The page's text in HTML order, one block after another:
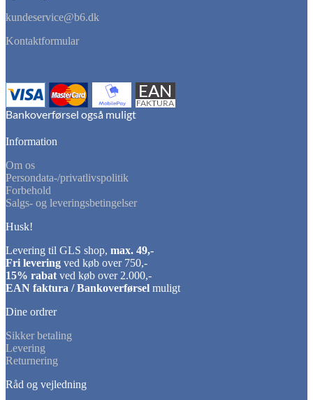
kundeservice@b6.dk
Kontaktformular
Information
Om os
Persondata-/privatlivspolitik
Forbehold
Salgs- og leveringsbetingelser
Husk!
Levering til GLS shop, max. 49,-
Fri levering ved køb over 750,-
15% rabat ved køb over 2.000,-
EAN faktura / Bankoverførsel muligt
Dine ordrer
Sikker betaling
Levering
Returnering
Råd og vejledning